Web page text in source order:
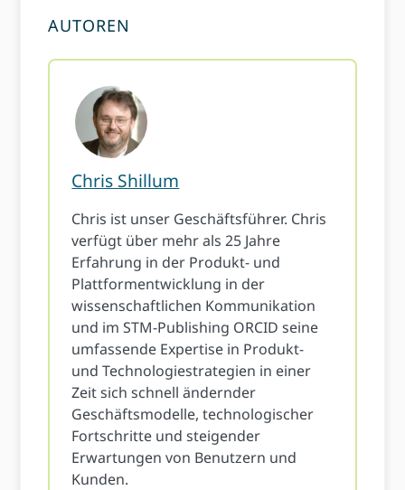
AUTOREN
Chris Shillum
Chris ist unser Geschäftsführer. Chris
verfügt über mehr als 25 Jahre
Erfahrung in der Produkt- und
Plattformentwicklung in der
wissenschaftlichen Kommunikation
und im STM-Publishing ORCID seine
umfassende Expertise in Produkt-
und Technologiestrategien in einer
Zeit sich schnell ändernder
Geschäftsmodelle, technologischer
Fortschritte und steigender
Erwartungen von Benutzern und
Kunden.